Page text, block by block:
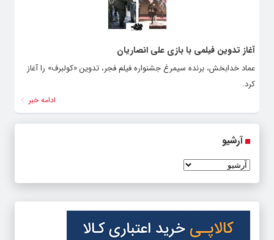
آغاز تدوین فیلمی با بازی علی انصاریان
عماد خدابخش، برنده‌ سیمرغ جشنواره‌ فیلم فجر، تدوین «کولبرف» را آغاز
کرد.
ادامه خبر
آرشیو